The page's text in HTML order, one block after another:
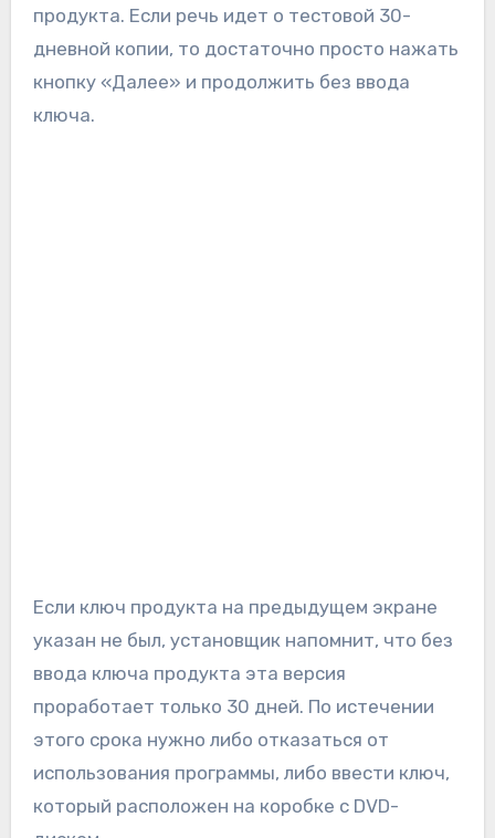
продукта. Если речь идет о тестовой 30-
дневной копии, то достаточно просто нажать
кнопку «Далее» и продолжить без ввода
ключа.
Если ключ продукта на предыдущем экране
указан не был, установщик напомнит, что без
ввода ключа продукта эта версия
проработает только 30 дней. По истечении
этого срока нужно либо отказаться от
использования программы, либо ввести ключ,
который расположен на коробке с DVD-